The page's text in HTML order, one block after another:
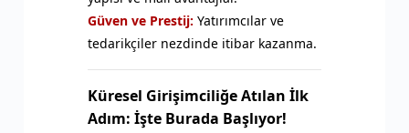
Güven ve Prestij: Yatırımcılar ve
tedarikçiler nezdinde itibar kazanma.
Küresel Girişimciliğe Atılan İlk
Adım: İşte Burada Başlıyor!